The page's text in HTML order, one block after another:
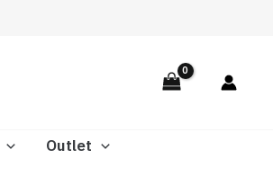
Outlet